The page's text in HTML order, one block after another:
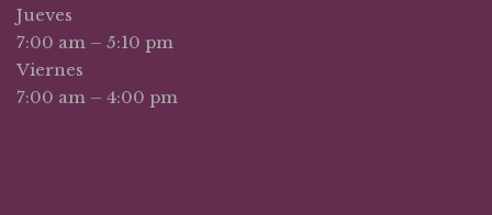
Jueves
7:00 am – 5:10 pm
Viernes
7:00 am – 4:00 pm